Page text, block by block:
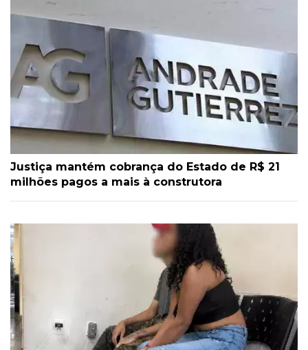
Justiça mantém cobrança do Estado de R$ 21
milhões pagos a mais à construtora